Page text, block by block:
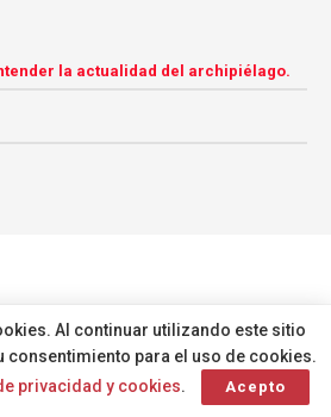
la actualidad del archipiélago.
Al continuar utilizando este sitio
consentimiento para el uso de cookies.
privacidad y cookies. Acepto